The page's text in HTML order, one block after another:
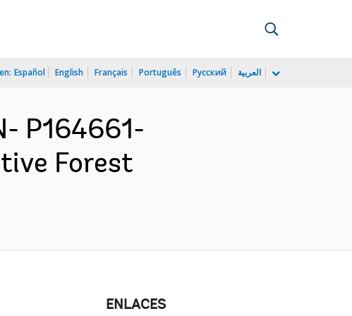
Español English Français Português Русский العربية
P164661-
Forest
ENLACES